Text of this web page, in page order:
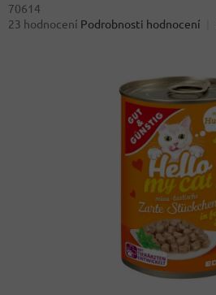
70614
Průměrné
23 hodnocení Podrobnosti hodnocení